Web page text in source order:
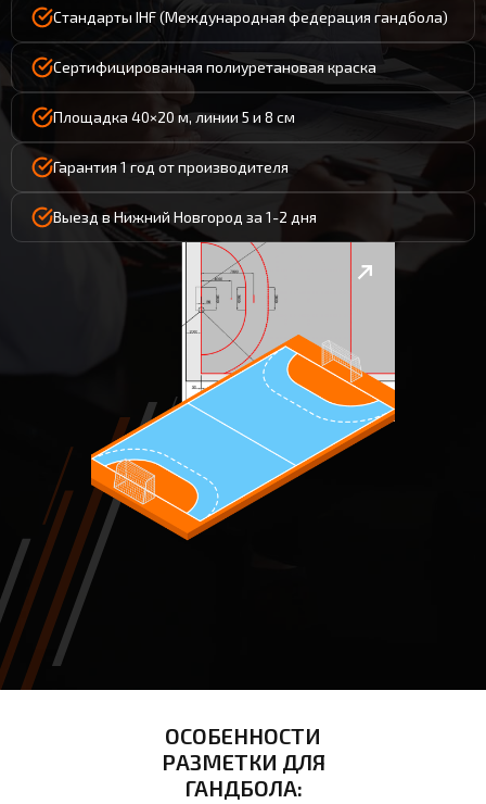
Стандарты IHF (Международная федерация гандбола)
Сертифицированная полиуретановая краска
Площадка 40×20 м, линии 5 и 8 см
Гарантия 1 год от производителя
Выезд в Нижний Новгород за 1-2 дня
ОСОБЕННОСТИ
РАЗМЕТКИ ДЛЯ
ГАНДБОЛА: